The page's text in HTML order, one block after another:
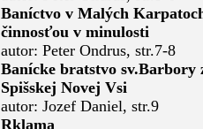
Baníctvo v Malých
činnosťou v minulosti
autor: Peter Ondrus, str.7-8
Banícke bratstvo sv.Barbory
Spišskej Novej Vsi
autor: Jozef Daniel, str.9
Rklama